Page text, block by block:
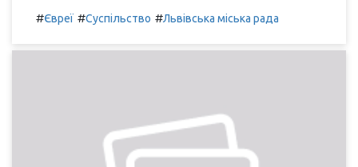
#Євреї #Суспільство #Львівська міська рада